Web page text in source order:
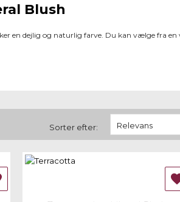
Blush
en dejlig og naturlig farve. Du kan vælge fra
Sorter efter: Relevans